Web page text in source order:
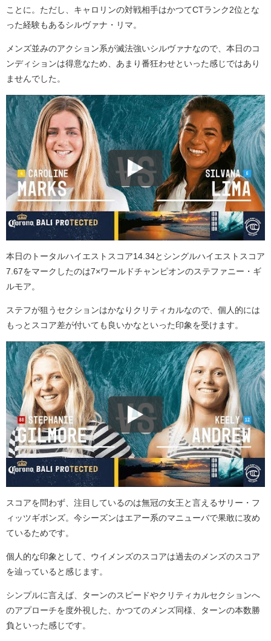
ことに。ただし、キャロリンの対戦相手はかつてCTランク2位とな
った経験もあるシルヴァナ・リマ。
メンズ並みのアクション系が滅法強いシルヴァナなので、本日のコ
ンディションは得意なため、あまり番狂わせといった感じではあり
ませんでした。
本日のトータルハイエストスコア14.34とシングルハイエストスコア
7.67をマークしたのは7×ワールドチャンピオンのステファニー・ギ
ルモア。
ステフが狙うセクションはかなりクリティカルなので、個人的には
もっとスコア差が付いても良いかなといった印象を受けます。
スコアを問わず、注目しているのは無冠の女王と言えるサリー・フ
ィッツギボンズ。今シーズンはエアー系のマニューバで果敢に攻め
ているためです。
個人的な印象として、ウイメンズのスコアは過去のメンズのスコア
を辿っていると感じます。
シンプルに言えば、ターンのスピードやクリティカルセクションへ
のアプローチを度外視した、かつてのメンズ同様、ターンの本数勝
負といった感じです。